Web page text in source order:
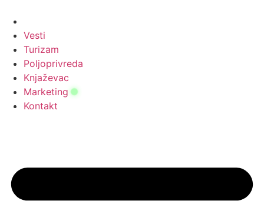
садржај
Vesti
Turizam
Poljoprivreda
Knjaževac
Marketing
Kontakt